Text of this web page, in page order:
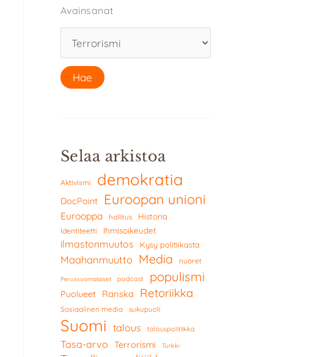
Avainsanat
Selaa arkistoa
Aktivismi demokratia
DocPoint Euroopan unioni
Eurooppa hallitus Historia
Identiteetti Ihmisoikeudet
ilmastonmuutos Kysy politiikasta
Maahanmuutto Media nuoret
Perussuomalaiset podcast populismi
Puolueet Ranska Retoriikka
Sosiaalinen media sukupuoli
Suomi talous talouspolitiikka
Tasa-arvo Terrorismi Turkki